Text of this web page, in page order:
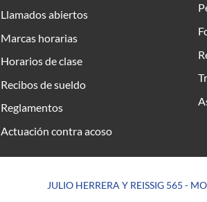
Llamados abiertos
Marcas horarias
Horarios de clase
Recibos de sueldo
Reglamentos
Actuación contra acoso
JULIO HERRERA Y REISSIG 565 -